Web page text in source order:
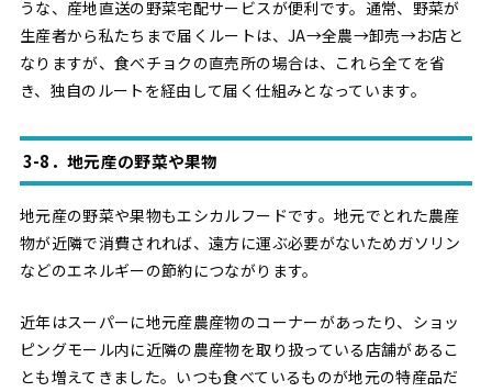
うな、産地直送の野菜宅配サービスが便利です。通常、野菜が
生産者から私たちまで届くルートは、JA→全農→卸売→お店と
なりますが、食べチョクの直売所の場合は、これら全てを省
き、独自のルートを経由して届く仕組みとなっています。
3-8．地元産の野菜や果物
地元産の野菜や果物もエシカルフードです。地元でとれた農産
物が近隣で消費されれば、遠方に運ぶ必要がないためガソリン
などのエネルギーの節約につながります。
近年はスーパーに地元産農産物のコーナーがあったり、ショッ
ピングモール内に近隣の農産物を取り扱っている店舗があるこ
とも増えてきました。いつも食べているものが地元の特産品だ